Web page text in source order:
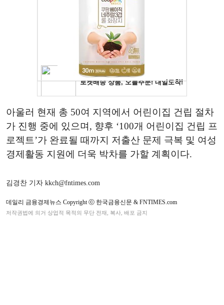
아울러 현재 총 50여 지역에서 어린이집 건립 절차
가 진행 중에 있으며, 향후 ‘100개 어린이집 건립 프
로젝트’가 완료될 때까지 저출산 문제 극복 및 여성
경제활동 지원에 더욱 박차를 가할 계획이다.
김경찬 기자 kkch@fntimes.com
데일리 금융경제뉴스 Copyright ⓒ 한국금융신문 & FNTIMES.com
저작권법에 의거 상업적 목적의 무단 전재, 복사, 배포 금지